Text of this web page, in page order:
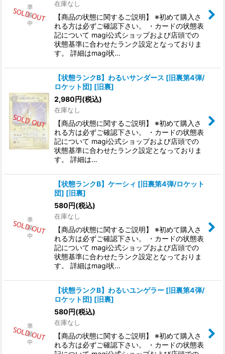
在庫なし
【商品の状態に関するご説明】 ※初めて購入さ
れる方は必ずご確認下さい。 ・カードの状態表
記について magi公式ショップおよび店頭での
状態基準に合わせたランク設定となっておりま
す。 詳細はmagi状…
【状態ランクB】わるいサンダース [旧裏第4弾/
ロケット団] [旧裏]
2,980円(税込)
在庫なし
【商品の状態に関するご説明】 ※初めて購入さ
れる方は必ずご確認下さい。 ・カードの状態表
記について magi公式ショップおよび店頭での
状態基準に合わせたランク設定となっておりま
す。 詳細は…
【状態ランクB】ケーシィ [旧裏第4弾/ロケット
団] [旧裏]
580円(税込)
在庫なし
【商品の状態に関するご説明】 ※初めて購入さ
れる方は必ずご確認下さい。 ・カードの状態表
記について magi公式ショップおよび店頭での
状態基準に合わせたランク設定となっておりま
す。 詳細はmagi状…
【状態ランクB】わるいユンゲラー [旧裏第4弾/
ロケット団] [旧裏]
580円(税込)
在庫なし
【商品の状態に関するご説明】 ※初めて購入さ
れる方は必ずご確認下さい。 ・カードの状態表